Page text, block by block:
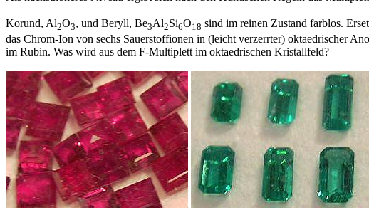
Korund, Al2O3, und Beryll, Be3Al2Si6O18 sind im reinen Zustand farblos.
das Chrom-Ion von sechs Sauerstoffionen in (leicht verzerrter) oktaedrischer
im Rubin. Was wird aus dem F-Multiplett im oktaedrischen Kristallfeld?